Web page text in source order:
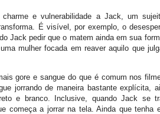
e vulnerabilidade a Jack, um
É visível, por exemplo, o
Jack pedir que o matem ainda em sua
mulher focada em reaver aquilo que
gore e sangue do que é comum nos
jorrando de maneira bastante explícita,
e branco. Inclusive, quando Jack se
começa a jorrar na tela. Ainda que tenha